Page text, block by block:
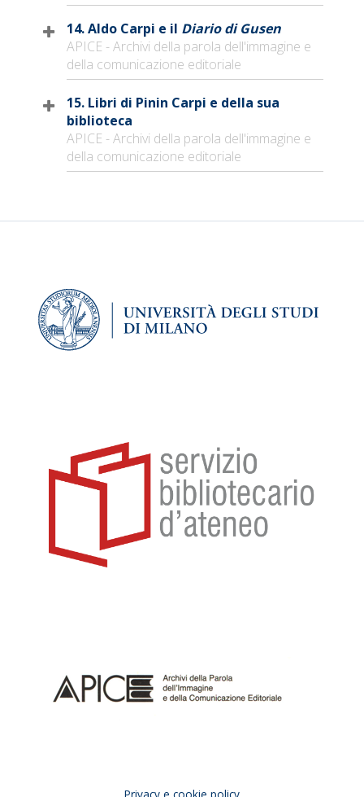
14. Aldo Carpi e il Diario di Gusen
APICE - Archivi della parola dell'immagine e
della comunicazione editoriale
15. Libri di Pinin Carpi e della sua
biblioteca
APICE - Archivi della parola dell'immagine e
della comunicazione editoriale
Privacy e cookie policy